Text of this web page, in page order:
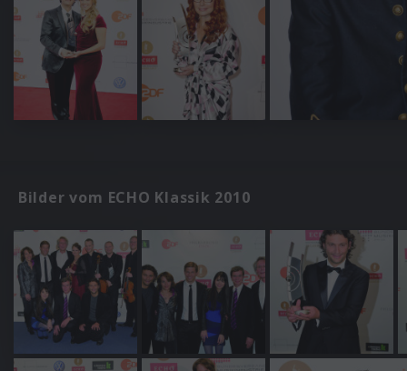
Bilder vom ECHO Klassik 2010